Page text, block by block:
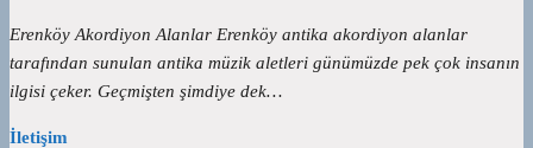
Erenköy Akordiyon Alanlar Erenköy antika akordiyon alanlar
tarafından sunulan antika müzik aletleri günümüzde pek çok insanın
ilgisi çeker. Geçmişten şimdiye dek…
İletişim